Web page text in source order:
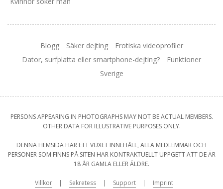
Blogg Säker dejting
Erotiska videoprofiler
Dator, surfplatta eller smartphone-dejting?
Funktioner
Sverige
PERSONS APPEARING IN PHOTOGRAPHS MAY NOT BE ACTUAL MEMBERS.
OTHER DATA FOR ILLUSTRATIVE PURPOSES ONLY.
DENNA HEMSIDA HAR ETT VUXET INNEHÅLL, ALLA MEDLEMMAR OCH
PERSONER SOM FINNS PÅ SITEN HAR KONTRAKTUELLT UPPGETT ATT DE ÄR
18 ÅR GAMLA ELLER ÄLDRE.
Villkor Sekretess Support Imprint